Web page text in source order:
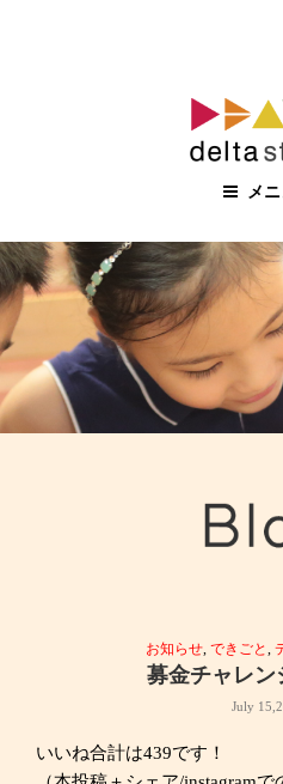
へ
ス
キ
ッ
プ
メ
お知らせ できごと
募金チャレン
July
いいね合計は439です！